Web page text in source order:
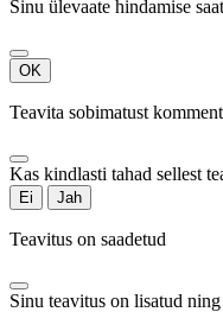
Sinu ülevaate hindamise
OK
Teavita sobimatust
Kas kindlasti tahad sellest
Ei Jah
Teavitus on saadetud
Sinu teavitus on lisatud